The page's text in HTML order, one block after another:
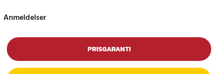
Dette er kun en nøgleskal og ikke en komplet fjernbetjening.
Kredsløb, batteri og chip er ikke inkluderet. Sammenlign altid din
Anmeldelser
PRISGARANTI